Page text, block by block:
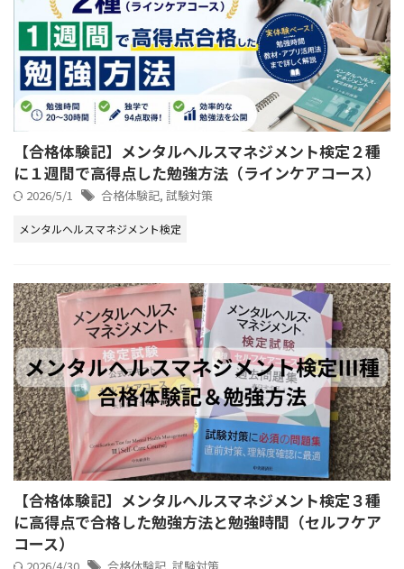
【合格体験記】メンタルヘルスマネジメント検定２種
に１週間で高得点した勉強方法（ラインケアコース）
2026/5/1 合格体験記, 試験対策
メンタルヘルスマネジメント検定
【合格体験記】メンタルヘルスマネジメント検定３種
に高得点で合格した勉強方法と勉強時間（セルフケア
コース）